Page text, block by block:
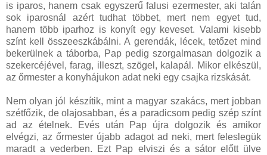
is iparos, hanem csak egyszerű falusi ezermester, aki talán
sok iparosnál azért tudhat többet, mert nem egyet tud,
hanem több iparhoz is konyít egy keveset. Valami kisebb
színt kell összeeszkábálni. A gerendák, lécek, tetőzet mind
bekerülnek a táborba, Pap pedig szorgalmasan dolgozik a
szekercéjével, farag, illeszt, szögel, kalapál. Mikor elkészül,
az őrmester a konyhájukon adat neki egy csajka rizskását.
Nem olyan jól készítik, mint a magyar szakács, mert jobban
szétfőzik, de olajosabban, és a paradicsom pedig szép színt
ad az ételnek. Evés után Pap újra dolgozik és amikor
elvégzi, az őrmester újabb adagot ad neki, mert feleslegük
maradt a vederben. Ezt Pap elviszi és a sátor előtt ülve